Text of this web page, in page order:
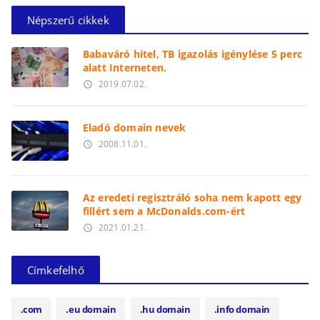
Népszerű cikkek
Babaváró hitel, TB igazolás igénylése 5 perc
alatt Interneten.
access_time 2019.07.02.
Eladó domain nevek
access_time 2008.11.01.
Az eredeti regisztráló soha nem kapott egy
fillért sem a McDonalds.com-ért
access_time 2021.01.21.
Címkefelhő
.com .eu domain .hu domain .info domain